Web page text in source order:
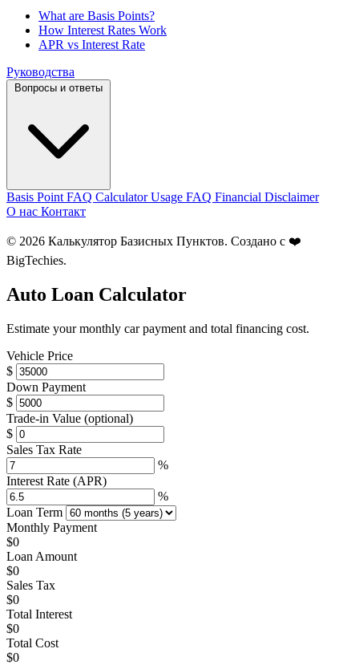
What are Basis Points?
How Interest Rates Work
APR vs Interest Rate
Руководства
Basis Point FAQ Calculator Usage FAQ Financial Disclaimer
О нас Контакт
© 2026 Калькулятор Базисных Пунктов. Создано с ❤️
BigTechies.
Auto Loan Calculator
Estimate your monthly car payment and total financing cost.
Vehicle Price
$
Down Payment
$
Trade-in Value (optional)
$
Sales Tax Rate
%
Interest Rate (APR)
%
Loan Term
Monthly Payment
$0
Loan Amount
$0
Sales Tax
$0
Total Interest
$0
Total Cost
$0